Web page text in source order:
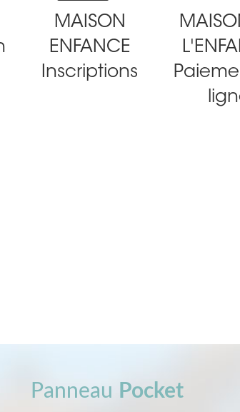
MAISON
ENFANCE
Inscriptions
Panneau Pocket